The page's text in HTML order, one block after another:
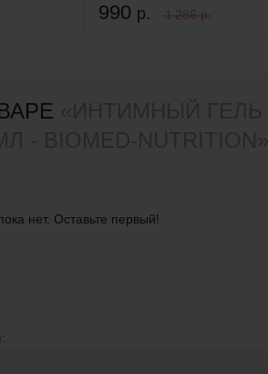
990 р. 1 286 р.
нет. Оставьте первый!